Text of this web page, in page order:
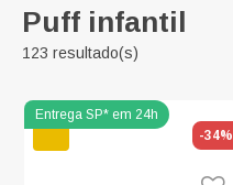
Puff infantil
123 resultado(s)
-34%